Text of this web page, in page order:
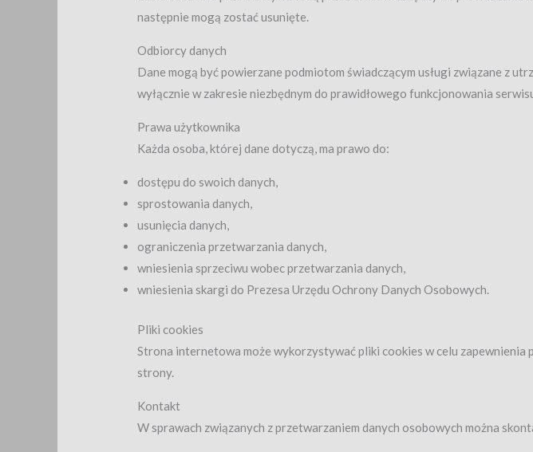
następnie mogą zostać usunięte.
Odbiorcy danych
Dane mogą być powierzane podmiotom świadczącym usługi związane z
wyłącznie w zakresie niezbędnym do prawidłowego funkcjonowania
Prawa użytkownika
Każda osoba, której dane dotyczą, ma prawo do:
dostępu do swoich danych,
sprostowania danych,
usunięcia danych,
ograniczenia przetwarzania danych,
wniesienia sprzeciwu wobec przetwarzania danych,
wniesienia skargi do Prezesa Urzędu Ochrony Danych Osobowych.
Pliki cookies
Strona internetowa może wykorzystywać pliki cookies w celu
strony.
Kontakt
W sprawach związanych z przetwarzaniem danych osobowych można